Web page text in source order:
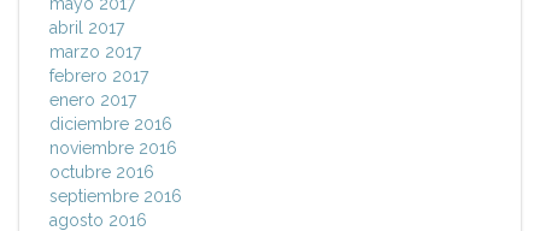
abril 2017
marzo 2017
febrero 2017
enero 2017
diciembre 2016
noviembre 2016
octubre 2016
septiembre 2016
agosto 2016